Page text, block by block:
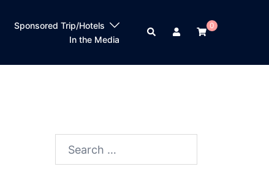
Sponsored Trip/Hotels
In the Media
Search
0
Search